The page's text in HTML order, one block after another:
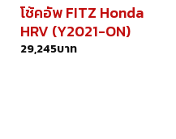
โช้คอัพ FITZ Honda
HRV (Y2021-ON)
29,245บาท